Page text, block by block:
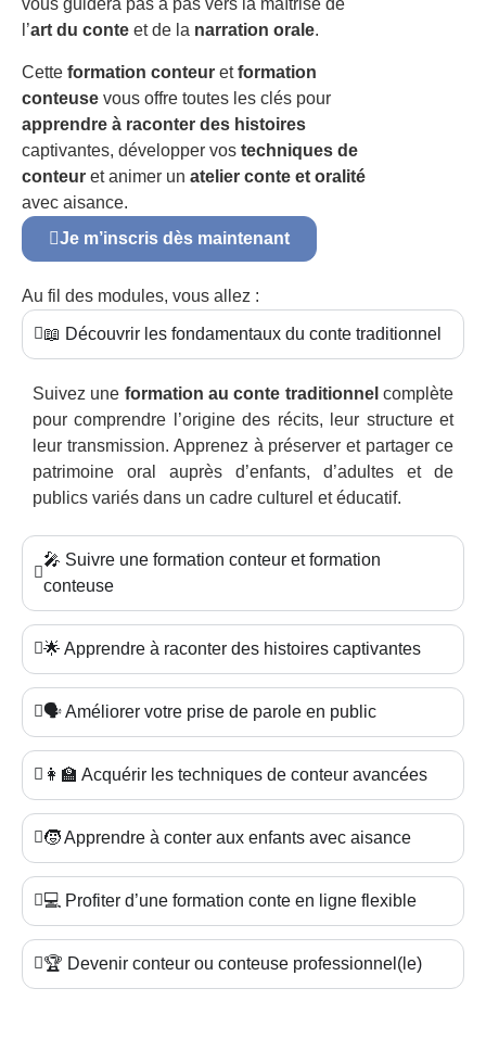
l’art du conte et de la narration orale.
Cette formation conteur etformation
conteuse vous offre toutes les clés pour
apprendre à raconter des histoires
captivantes, développer vos techniques de
conteur et animer un atelier conte et oralité
avec aisance.
Je m’inscris dès maintenant
Au fil des modules, vous allez :
📖 Découvrir les fondamentaux du conte traditionnel
Suivez une formation au conte traditionnel complète
pour comprendre l’origine des récits, leur structure et
leur transmission. Apprenez à préserver et partager ce
patrimoine oral auprès d’enfants, d’adultes et de
publics variés dans un cadre culturel et éducatif.
🎤 Suivre une formation conteur et formation
conteuse
🌟 Apprendre à raconter des histoires captivantes
🗣️ Améliorer votre prise de parole en public
👩‍🏫 Acquérir les techniques de conteur avancées
🧒 Apprendre à conter aux enfants avec aisance
💻 Profiter d’une formation conte en ligne flexible
🏆 Devenir conteur ou conteuse professionnel(le)